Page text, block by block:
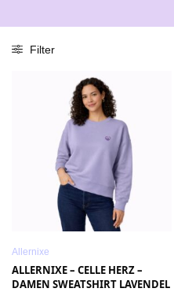
Filter
Allernixe
ALLERNIXE – CELLE HERZ –
DAMEN SWEATSHIRT LAVENDEL